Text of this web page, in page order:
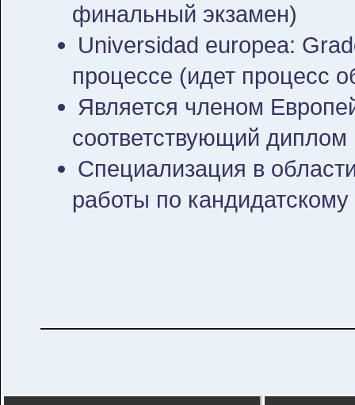
финальный экзамен)
Universidad europea:
процессе (идет процесс
Является членом
соответствующий
Cпециализация в
работы по